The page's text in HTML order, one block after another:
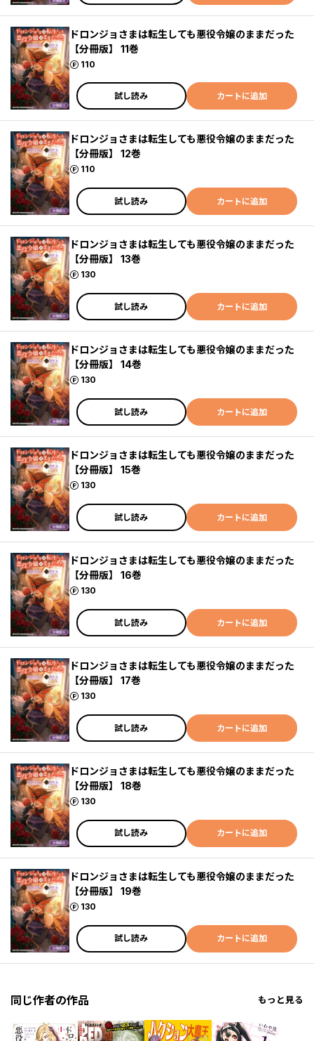
ドロンジョさまは転生しても悪役令嬢のままだった
【分冊版】 11巻
110
ポイント
試し読み カートに追加
ドロンジョさまは転生しても悪役令嬢のままだった
【分冊版】 12巻
110
ポイント
試し読み カートに追加
ドロンジョさまは転生しても悪役令嬢のままだった
【分冊版】 13巻
130
ポイント
試し読み カートに追加
ドロンジョさまは転生しても悪役令嬢のままだった
【分冊版】 14巻
130
ポイント
試し読み カートに追加
ドロンジョさまは転生しても悪役令嬢のままだった
【分冊版】 15巻
130
ポイント
試し読み カートに追加
ドロンジョさまは転生しても悪役令嬢のままだった
【分冊版】 16巻
130
ポイント
試し読み カートに追加
ドロンジョさまは転生しても悪役令嬢のままだった
【分冊版】 17巻
130
ポイント
試し読み カートに追加
ドロンジョさまは転生しても悪役令嬢のままだった
【分冊版】 18巻
130
ポイント
試し読み カートに追加
ドロンジョさまは転生しても悪役令嬢のままだった
【分冊版】 19巻
130
ポイント
試し読み カートに追加
同じ作者の作品 もっと見る